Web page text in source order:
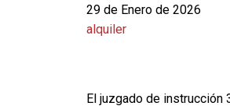
29 de Enero de 2026
alquiler
El juzgado de instrucción